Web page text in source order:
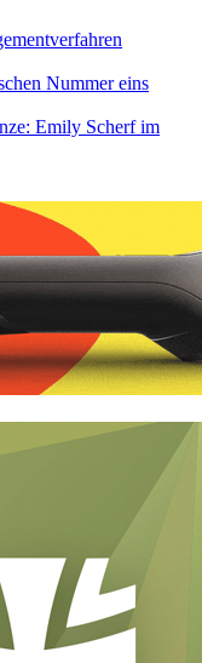
Nummer eins
Emily Scherf im